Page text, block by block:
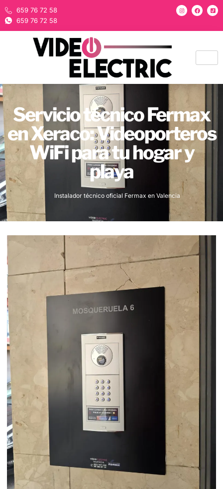
659 76 72 58
659 76 72 58
Servicio técnico Fermax
en Xeraco: Videoporteros
WiFi para tu hogar y
playa
Instalador técnico oficial Fermax en Valencia